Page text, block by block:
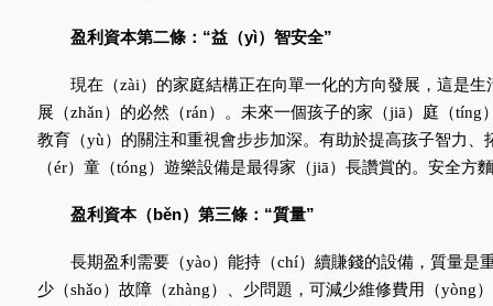
盈利資本第二條：“益（yì）智安全”
現在（zài）的家庭結構正在向單一化的方向發展，這是生
展（zhǎn）的必然（rán）。未來一個孩子的家（jiā）庭（
教育（yù）的關注和重視會步步加深。有助於提高孩子智力
（ér）童（tóng）遊樂設備是最得家（jiā）長讚賞的。安全方
盈利資本（běn）第三條：“質量”
長期盈利需要（yào）能持（chí）續賺錢的設備，質量是
少（shǎo）故障（zhàng）、少問題，可減少維修費用（yòng